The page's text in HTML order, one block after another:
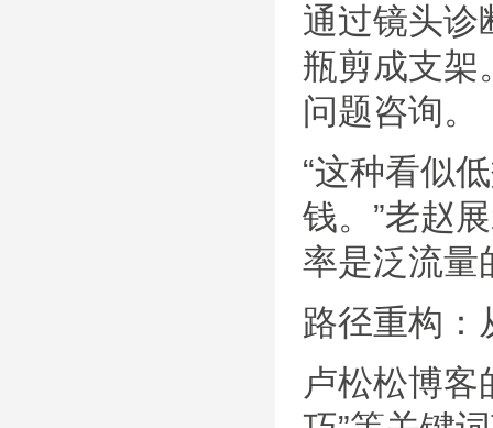
通过镜头诊
瓶剪成支架
问题咨询。
“这种看似
钱。”老赵
率是泛流量
路径重构：
卢松松博客